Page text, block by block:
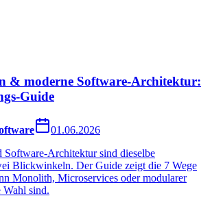
& moderne Software-Architektur:
Guide
01.06.2026
Architektur sind dieselbe
Blickwinkeln. Der Guide zeigt die 7 Wege
Monolith, Microservices oder modularer
sind.